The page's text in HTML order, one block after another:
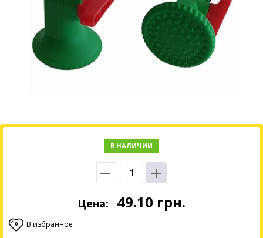
В НАЛИЧИИ
Цена: 49.10 грн.
0 В избранное